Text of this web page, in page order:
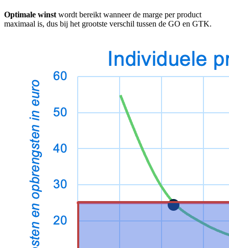
Optimale winst wordt bereikt wanneer de marge per product
maximaal is, dus bij het grootste verschil tussen de GO en GTK.